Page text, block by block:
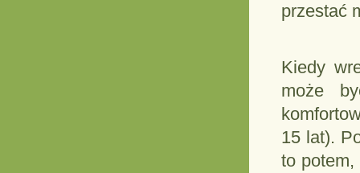
przestać
Kiedy
może
15 lat).
to